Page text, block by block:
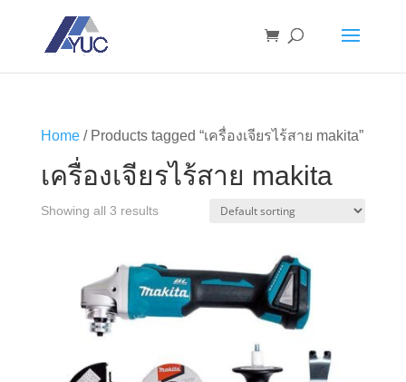
Home/ Products tagged “เครื่องเจียรไร้สาย makita”
เครื่องเจียรไร้สาย makita
Showing all 3 results